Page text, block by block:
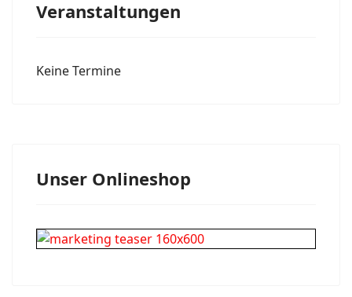
Veranstaltungen
Keine Termine
Unser Onlineshop